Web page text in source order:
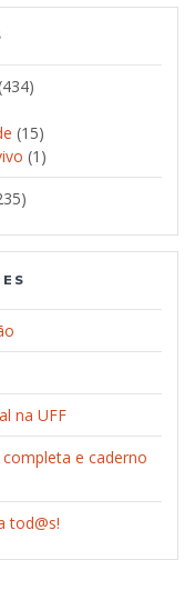
(15)
(1)
na UFF
e caderno
tod@s!